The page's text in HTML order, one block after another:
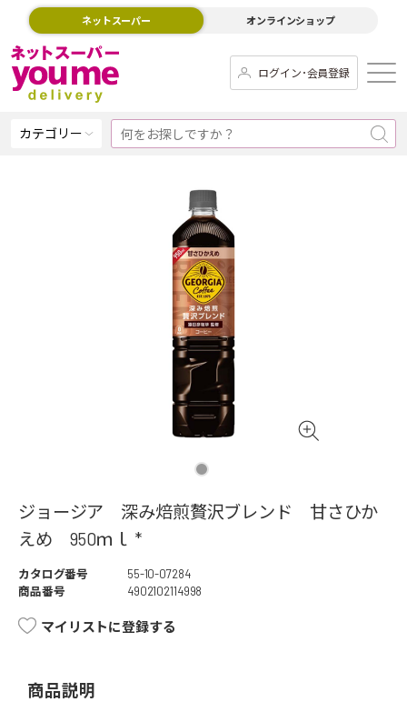
ネットスーパー オンラインショップ
ログイン･会員登録
カテゴリー
ジョージア 深み焙煎贅沢ブレンド 甘さひか
えめ 950ｍｌ *
カタログ番号
55-10-07284
商品番号
4902102114998
マイリストに登録する
商品説明